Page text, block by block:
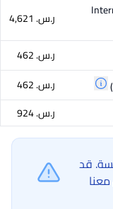
ر.س.‏ 4,621
ر.س.‏ 462
ر.س.‏ 462
ر.س.‏ 924
قد